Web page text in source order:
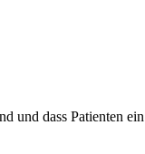
und dass Patienten